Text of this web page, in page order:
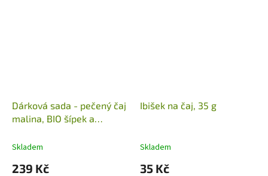
Dárková sada - pečený čaj
malina, BIO šípek a
Skladem
239 Kč
Ibišek na čaj, 35 g
Skladem
35 Kč